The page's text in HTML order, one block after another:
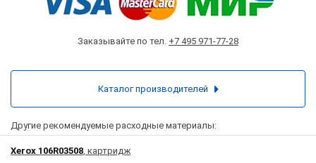
Заказывайте по тел. +7 495 971-77-28
Другие рекомендуемые расходные материалы:
Xerox 106R03508, картридж